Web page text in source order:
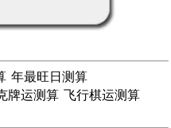
年最旺日测算
牌运测算 飞行棋运测算